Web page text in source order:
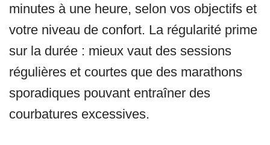
minutes à une heure, selon vos objectifs et
votre niveau de confort. La régularité prime
sur la durée : mieux vaut des sessions
régulières et courtes que des marathons
sporadiques pouvant entraîner des
courbatures excessives.